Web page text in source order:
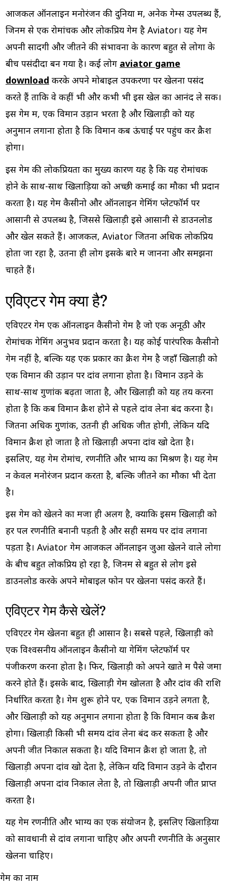
आजकल ऑनलाइन मनोरंजन की दुनिया में, अनेक गेम्स उपलब्ध हैं,
जिनमें से एक रोमांचक और लोकप्रिय गेम है Aviator। यह गेम
अपनी सादगी और जीतने की संभावना के कारण बहुत से लोगों के
बीच पसंदीदा बन गया है। कई लोग aviator game
download करके अपने मोबाइल उपकरणों पर खेलना पसंद
करते हैं ताकि वे कहीं भी और कभी भी इस खेल का आनंद ले सकें।
इस गेम में, एक विमान उड़ान भरता है और खिलाड़ी को यह
अनुमान लगाना होता है कि विमान कब ऊंचाई पर पहुंच कर क्रैश
होगा।
इस गेम की लोकप्रियता का मुख्य कारण यह है कि यह रोमांचक
होने के साथ-साथ खिलाड़ियों को अच्छी कमाई का मौका भी प्रदान
करता है। यह गेम कैसीनो और ऑनलाइन गेमिंग प्लेटफॉर्म पर
आसानी से उपलब्ध है, जिससे खिलाड़ी इसे आसानी से डाउनलोड
और खेल सकते हैं। आजकल, Aviator जितना अधिक लोकप्रिय
होता जा रहा है, उतना ही लोग इसके बारे में जानना और समझना
चाहते हैं।
एविएटर गेम क्या है?
एविएटर गेम एक ऑनलाइन कैसीनो गेम है जो एक अनूठी और
रोमांचक गेमिंग अनुभव प्रदान करता है। यह कोई पारंपरिक कैसीनो
गेम नहीं है, बल्कि यह एक प्रकार का क्रैश गेम है जहाँ खिलाड़ी को
एक विमान की उड़ान पर दांव लगाना होता है। विमान उड़ने के
साथ-साथ गुणांक बढ़ता जाता है, और खिलाड़ी को यह तय करना
होता है कि कब विमान क्रैश होने से पहले दांव लेना बंद करना है।
जितना अधिक गुणांक, उतनी ही अधिक जीत होगी, लेकिन यदि
विमान क्रैश हो जाता है तो खिलाड़ी अपना दांव खो देता है।
इसलिए, यह गेम रोमांच, रणनीति और भाग्य का मिश्रण है। यह गेम
न केवल मनोरंजन प्रदान करता है, बल्कि जीतने का मौका भी देता
है।
इस गेम को खेलने का मजा ही अलग है, क्योंकि इसमें खिलाड़ी को
हर पल रणनीति बनानी पड़ती है और सही समय पर दांव लगाना
पड़ता है। Aviator गेम आजकल ऑनलाइन जुआ खेलने वाले लोगों
के बीच बहुत लोकप्रिय हो रहा है, जिनमें से बहुत से लोग इसे
डाउनलोड करके अपने मोबाइल फोन पर खेलना पसंद करते हैं।
एविएटर गेम कैसे खेलें?
एविएटर गेम खेलना बहुत ही आसान है। सबसे पहले, खिलाड़ी को
एक विश्वसनीय ऑनलाइन कैसीनो या गेमिंग प्लेटफॉर्म पर
पंजीकरण करना होता है। फिर, खिलाड़ी को अपने खाते में पैसे जमा
करने होते हैं। इसके बाद, खिलाड़ी गेम खोलता है और दांव की राशि
निर्धारित करता है। गेम शुरू होने पर, एक विमान उड़ने लगता है,
और खिलाड़ी को यह अनुमान लगाना होता है कि विमान कब क्रैश
होगा। खिलाड़ी किसी भी समय दांव लेना बंद कर सकता है और
अपनी जीत निकाल सकता है। यदि विमान क्रैश हो जाता है, तो
खिलाड़ी अपना दांव खो देता है, लेकिन यदि विमान उड़ने के दौरान
खिलाड़ी अपना दांव निकाल लेता है, तो खिलाड़ी अपनी जीत प्राप्त
करता है।
यह गेम रणनीति और भाग्य का एक संयोजन है, इसलिए खिलाड़ियों
को सावधानी से दांव लगाना चाहिए और अपनी रणनीति के अनुसार
खेलना चाहिए।
गेम का नाम